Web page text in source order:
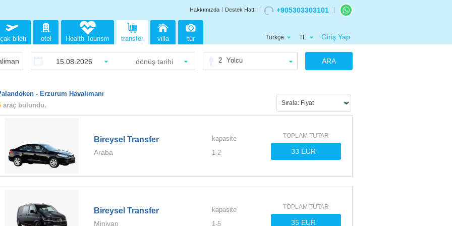
Hakkımızda Destek Hattı +905303303101
bileti otel transfer villa tur
Health Tourism Türkçe TL Giriş Yap
2 Yolcu ARA
- Erzurum Havalimanı
araç bulundu.
Bireysel Transfer
Araba
kapasite
1-2
TOPLAM TUTAR
Bireysel Transfer
Minivan
kapasite
1-5
TOPLAM TUTAR